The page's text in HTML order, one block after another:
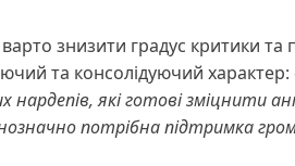
знизити градус критики та
та консолідуючий характер:
які готові зміцнити
потрібна підтримка